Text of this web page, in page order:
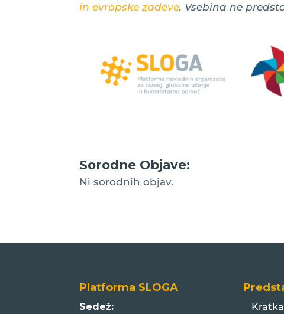
in evropske zadeve. Vsebina ne
Sorodne Objave:
Ni sorodnih objav.
Platforma SLOGA
Sedež: